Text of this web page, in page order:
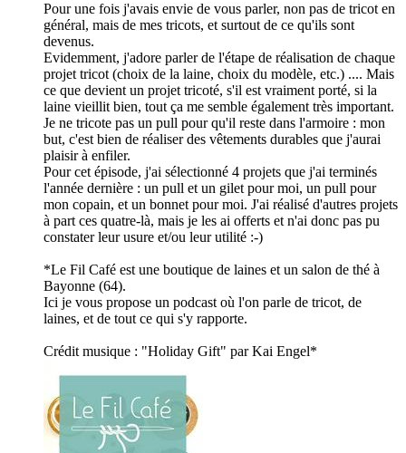
Pour une fois j'avais envie de vous parler, non pas de tricot en
général, mais de mes tricots, et surtout de ce qu'ils sont
devenus.
Evidemment, j'adore parler de l'étape de réalisation de chaque
projet tricot (choix de la laine, choix du modèle, etc.) .... Mais
ce que devient un projet tricoté, s'il est vraiment porté, si la
laine vieillit bien, tout ça me semble également très important.
Je ne tricote pas un pull pour qu'il reste dans l'armoire : mon
but, c'est bien de réaliser des vêtements durables que j'aurai
plaisir à enfiler.
Pour cet épisode, j'ai sélectionné 4 projets que j'ai terminés
l'année dernière : un pull et un gilet pour moi, un pull pour
mon copain, et un bonnet pour moi. J'ai réalisé d'autres projets
à part ces quatre-là, mais je les ai offerts et n'ai donc pas pu
constater leur usure et/ou leur utilité :-)
*Le Fil Café est une boutique de laines et un salon de thé à
Bayonne (64).
Ici je vous propose un podcast où l'on parle de tricot, de
laines, et de tout ce qui s'y rapporte.
Crédit musique : "Holiday Gift" par Kai Engel*